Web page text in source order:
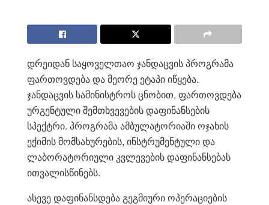
დრეიდან საყოველთაო ჯანდაცვის პროგრამა
ფართოვდება და მეორე ეტაპი იწყება.
ჯანდაცვის სამინისტროს ცნობით, ფართოვდება
ურგენტული შემთხვევების დაფინანსების
სპექტრი. პროგრამა ამბულატორიაში ოჯახის
ექიმის მომსახურების, ინსტრუმენტული და
ლაბორატორიული კვლევების დაფინანსებას
ითვალისწინებს.
ასევე დაფინანსდება გეგმიური ოპერაციების